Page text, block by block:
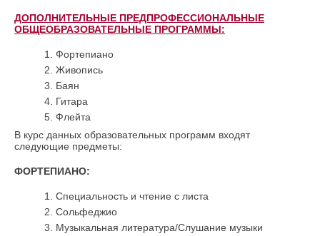
ДОПОЛНИТЕЛЬНЫЕ ПРЕДПРОФЕССИОНАЛЬНЫЕ
ОБЩЕОБРАЗОВАТЕЛЬНЫЕ ПРОГРАММЫ:
Фортепиано
Живопись
Баян
Гитара
Флейта
В курс данных образовательных программ входят
следующие предметы:
ФОРТЕПИАНО:
Специальность и чтение с листа
Сольфеджио
Музыкальная литература/Слушание музыки